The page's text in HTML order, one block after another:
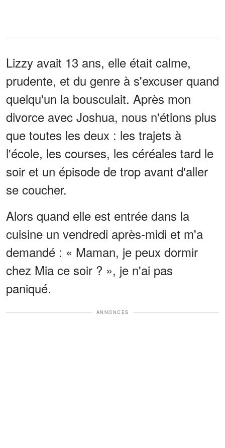
Lizzy avait 13 ans, elle était calme,
prudente, et du genre à s'excuser quand
quelqu'un la bousculait. Après mon
divorce avec Joshua, nous n'étions plus
que toutes les deux : les trajets à
l'école, les courses, les céréales tard le
soir et un épisode de trop avant d'aller
se coucher.
Alors quand elle est entrée dans la
cuisine un vendredi après-midi et m'a
demandé : « Maman, je peux dormir
chez Mia ce soir ? », je n'ai pas
paniqué.
ANNONCES